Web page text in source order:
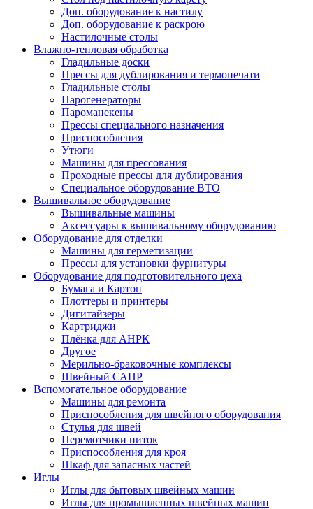
Доп. оборудование к настилу
Доп. оборудование к раскрою
Настилочные столы
Влажно-тепловая обработка
Гладильные доски
Прессы для дублирования и термопечати
Гладильные столы
Парогенераторы
Пароманекены
Прессы специального назначения
Приспособления
Утюги
Машины для прессования
Проходные прессы для дублирования
Специальное оборудование ВТО
Вышивальное оборудование
Вышивальные машины
Аксессуары к вышивальному оборудованию
Оборудование для отделки
Машины для герметизации
Прессы для установки фурнитуры
Оборудование для подготовительного цеха
Бумага и Картон
Плоттеры и принтеры
Дигитайзеры
Картриджи
Плёнка для АНРК
Другое
Мерильно-браковочные комплексы
Швейный САПР
Вспомогательное оборудование
Машины для ремонта
Приспособления для швейного оборудования
Стулья для швей
Перемотчики ниток
Приспособления для кроя
Шкаф для запасных частей
Иглы
Иглы для бытовых швейных машин
Иглы для промышленных швейных машин